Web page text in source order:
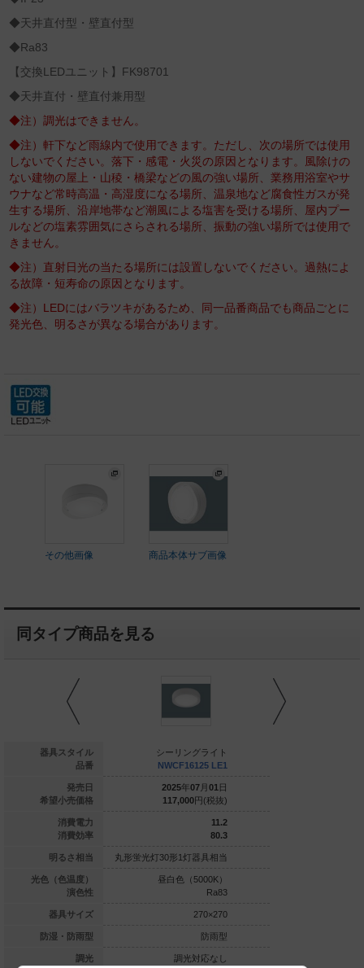
◆天井直付型・壁直付型
◆Ra83
【交換LEDユニット】FK98701
◆天井直付・壁直付兼用型
◆注）調光はできません。
◆注）軒下など雨線内で使用できます。ただし、次の場所では使用
しないでください。落下・感電・火災の原因となります。風除けの
ない建物の屋上・山稜・橋梁などの風の強い場所、業務用浴室やサ
ウナなど常時高温・高湿度になる場所、温泉地など腐食性ガスが発
生する場所、沿岸地帯など潮風による塩害を受ける場所、屋内プー
ルなどの塩素雰囲気にさらされる場所、振動の強い場所では使用で
きません。
◆注）直射日光の当たる場所には設置しないでください。過熱によ
る故障・短寿命の原因となります。
◆注）LEDにはバラツキがあるため、同一品番商品でも商品ごとに
発光色、明るさが異なる場合があります。
その他画像 商品本体サブ画像
同タイプ商品を見る
器具スタイル
品番
発売日
希望小売価格
消費電力
消費効率
明るさ相当
光色（色温度）
演色性
器具サイズ
防湿・防雨型
調光
リングライト
円(税抜)
11.2
62.5
1灯器具相当
色（5000K）
270×270
防雨型
シーリングライト
NWCF16125 LE1
2025年07 月 01 日
117,000円(税抜)
11.2
80.3
丸形蛍光灯30形1灯器具相当
昼白色（5000K）
Ra83
270×270
防雨型
調光対応なし